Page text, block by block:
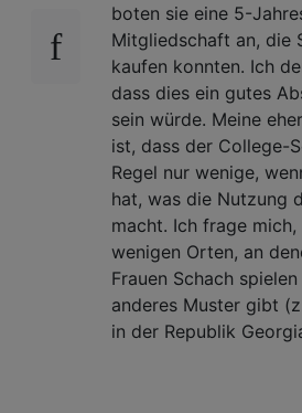
boten sie eine 5-
Mitgliedschaft an, die
kaufen konnten. Ich
dass dies ein gutes
sein würde. Meine
ist, dass der College-
Regel nur wenige,
hat, was die Nutzung
macht. Ich frage
wenigen Orten, an
Frauen Schach
anderes Muster gibt
in der Republik